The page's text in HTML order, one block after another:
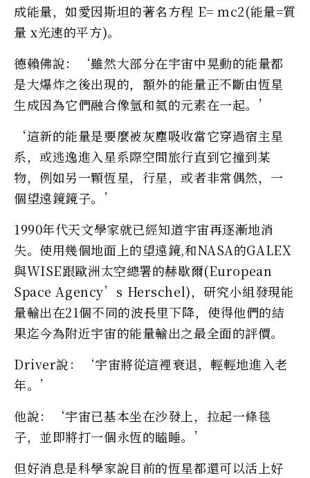
成能量，如愛因斯坦的著名方程 E= mc2(能量=質
量 x光速的平方)。
德賴佛說：‘雖然大部分在宇宙中晃動的能量都
是大爆炸之後出現的，額外的能量正不斷由恆星
生成因為它們融合像氫和氦的元素在一起。’
‘這新的能量是要麼被灰塵吸收當它穿過宿主星
系，或逃逸進入星系際空間旅行直到它撞到某
物，例如另一顆恆星，行星，或者非常偶然，一
個望遠鏡鏡子。’
1990年代天文學家就已經知道宇宙再逐漸地消
失。使用幾個地面上的望遠鏡,和NASA的GALEX
與WISE跟歐洲太空總署的赫歇爾(European
Space Agency’s Herschel)，研究小組發現能
量輸出在21個不同的波長里下降，使得他們的結
果迄今為附近宇宙的能量輸出之最全面的評價。
Driver說：‘宇宙將從這裡衰退，輕輕地進入老
年。’
他說：‘宇宙已基本坐在沙發上，拉起一條毯
子，並即將打一個永恆的瞌睡。’
但好消息是科學家說目前的恆星都還可以活上好